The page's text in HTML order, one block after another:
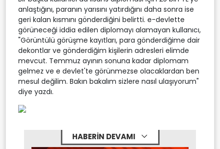
anlaştığını, paranın yarısını yatırdığını daha sonra ise
geri kalan kısmını gönderdiğini belirtti. e-devlette
görüneceği iddia edilen diplomayı alamayan kullanıcı,
"Görüntülü görüşme kayıtları, para gönderdiğime dair
dekontlar ve gönderdiğim kişilerin adresleri elimde
mevcut. Temmuz ayının sonuna kadar diplomam
gelmez ve e devlet'te görünmezse olacaklardan ben
mesul değilim. Bakın bakalım sizlere nasıl ulaşıyorum"
diye yazdı.
HABERİN DEVAMI